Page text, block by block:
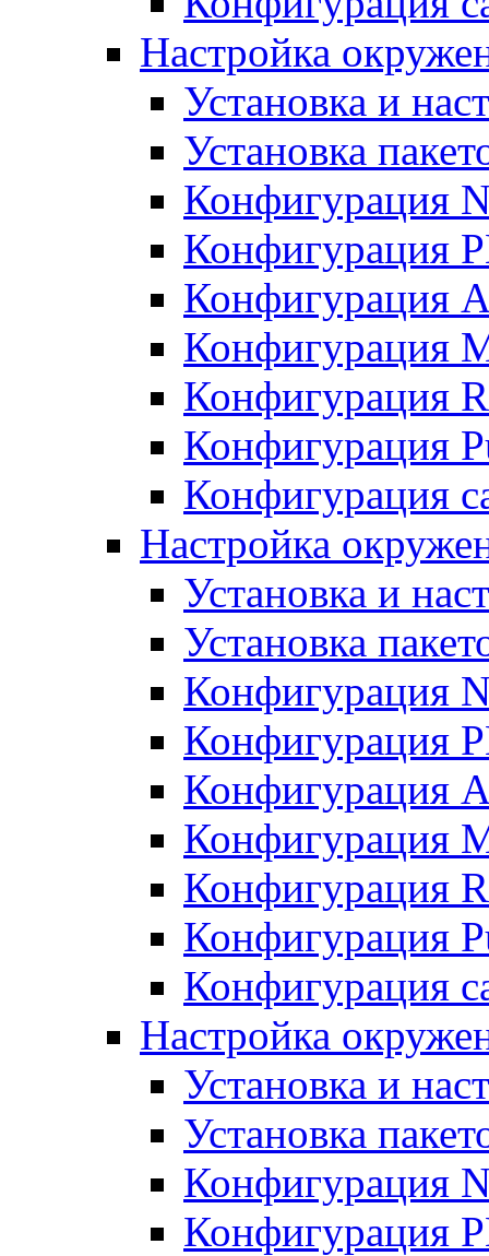
Настройка
Установка и
Установка
Конфигурация
Конфигурация
Конфигурация
Конфигурация
Конфигурация
Конфигурация
Конфигурация
Настройка
Установка и
Установка
Конфигурация
Конфигурация
Конфигурация
Конфигурация
Конфигурация
Конфигурация
Конфигурация
Настройка
Установка и
Установка
Конфигурация
Конфигурация